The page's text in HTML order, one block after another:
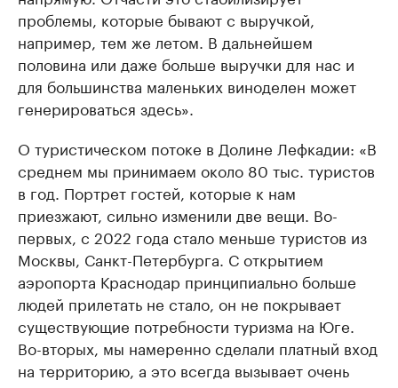
проблемы, которые бывают с выручкой,
например, тем же летом. В дальнейшем
половина или даже больше выручки для нас и
для большинства маленьких виноделен может
генерироваться здесь».
О туристическом потоке в Долине Лефкадии: «В
среднем мы принимаем около 80 тыс. туристов
в год. Портрет гостей, которые к нам
приезжают, сильно изменили две вещи. Во-
первых, с 2022 года стало меньше туристов из
Москвы, Санкт-Петербурга. С открытием
аэропорта Краснодар принципиально больше
людей прилетать не стало, он не покрывает
существующие потребности туризма на Юге.
Во-вторых, мы намеренно сделали платный вход
на территорию, а это всегда вызывает очень